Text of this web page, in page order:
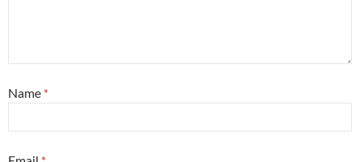
Name *